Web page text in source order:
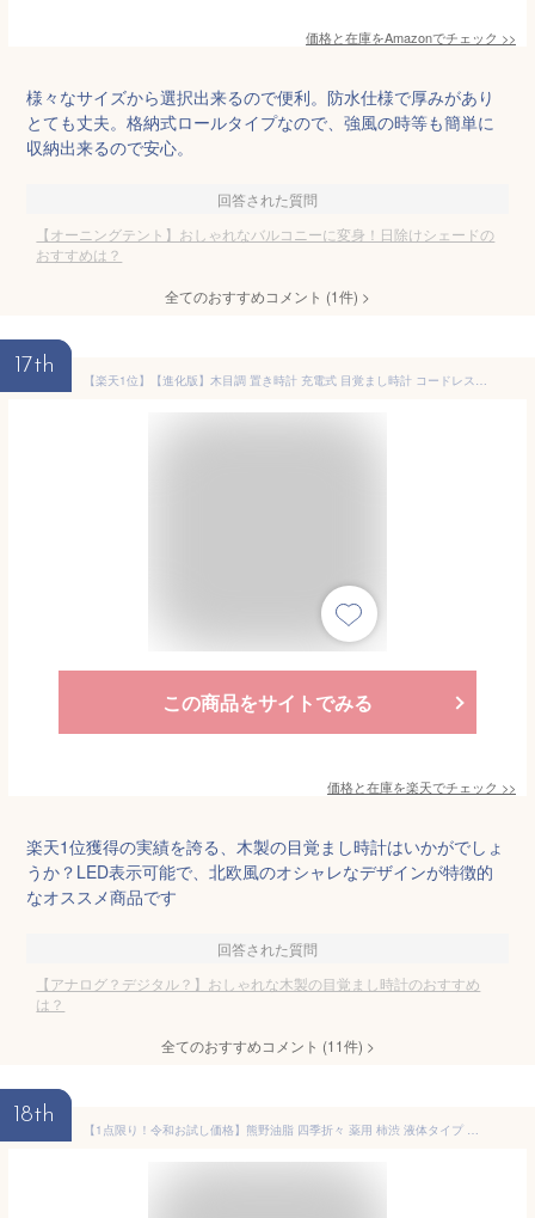
価格と在庫をAmazonでチェック >>
様々なサイズから選択出来るので便利。防水仕様で厚みがあり
とても丈夫。格納式ロールタイプなので、強風の時等も簡単に
収納出来るので安心。
回答された質問
【オーニングテント】おしゃれなバルコニーに変身！日除けシェードの
おすすめは？
全てのおすすめコメント (1件) >
17th
【楽天1位】【進化版】木目調 置き時計 充電式 目覚まし時計 コードレス デジタル時計 置時計 アラーム 木製 部屋に馴染み おしゃれ 北欧 大音量 卓上 時計 LED表示 温度計 カレンダー 音感センサー インテリア かわいい コンパクト 結婚祝い 子供 プレゼント 送料無料
この商品をサイトでみる
価格と在庫を楽天でチェック >>
楽天1位獲得の実績を誇る、木製の目覚まし時計はいかがでしょ
うか？LED表示可能で、北欧風のオシャレなデザインが特徴的
なオススメ商品です
回答された質問
【アナログ？デジタル？】おしゃれな木製の目覚まし時計のおすすめ
は？
全てのおすすめコメント (11件) >
18th
【1点限り！令和お試し価格】熊野油脂 四季折々 薬用 柿渋 液体タイプ ボディソープ フレッシュシトラスの香り つめかえ 大容量 1000ml